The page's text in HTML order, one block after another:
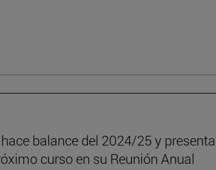
balance del 2024/25 y
curso en su Reunión Anual